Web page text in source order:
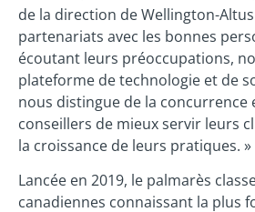
de la direction de Wellington-
partenariats avec les bonnes
écoutant leurs préoccupations,
plateforme de technologie et de
nous distingue de la concurrence
conseillers de mieux servir leurs
la croissance de leurs pratiques. »
Lancée en 2019, le palmarès
canadiennes connaissant la plus